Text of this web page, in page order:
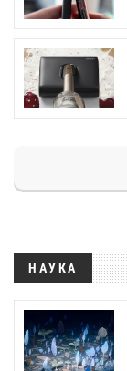
НАУКА